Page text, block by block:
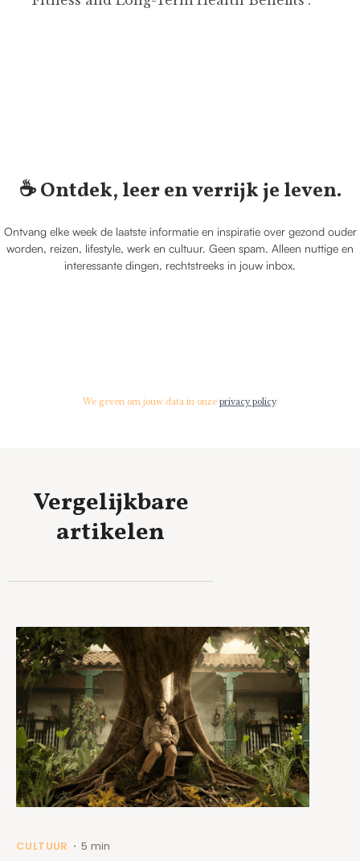
☕️ Ontdek, leer en verrijk je leven.
Ontvang elke week de laatste informatie en inspiratie over gezond ouder
worden, reizen, lifestyle, werk en cultuur. Geen spam. Alleen nuttige en
interessante dingen, rechtstreeks in jouw inbox.
We geven om jouw data in onze privacy policy.
Vergelijkbare
artikelen
CULTUUR • 5 min